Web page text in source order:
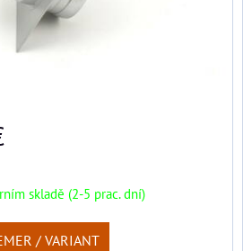
skladě (2-5 prac. dní)
/ VARIANT